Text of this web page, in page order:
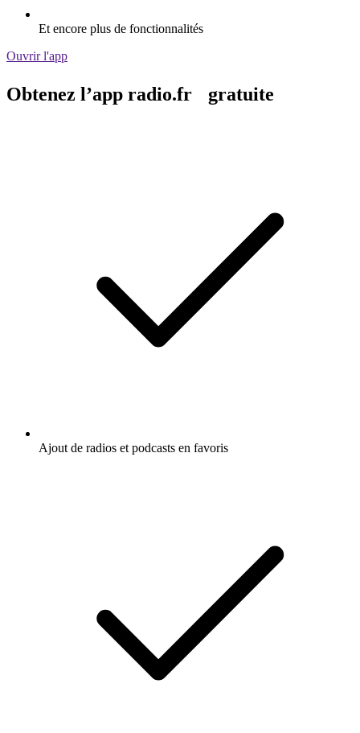
Et encore plus de fonctionnalités
Ouvrir l'app
Obtenez l’app radio.fr gratuite
Ajout de radios et podcasts en favoris